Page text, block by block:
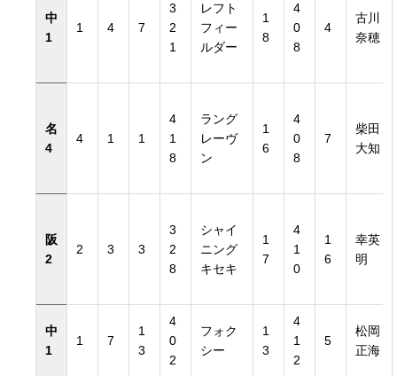
中
1
1 4 7
3
2
1
レフト
フィー
ルダー
1
8
4
0
8
4
古川
奈穂
名
4
4 1 1
4
1
8
ラング
レーヴ
ン
1
6
4
0
8
7
柴田
大知
阪
2
2 3 3
3
2
8
シャイ
ニング
キセキ
1
7
4
1
0
1
6
幸英
明
中
1
1 7
1
3
4
0
2
フォク
シー
1
3
4
1
2
5
松岡
正海